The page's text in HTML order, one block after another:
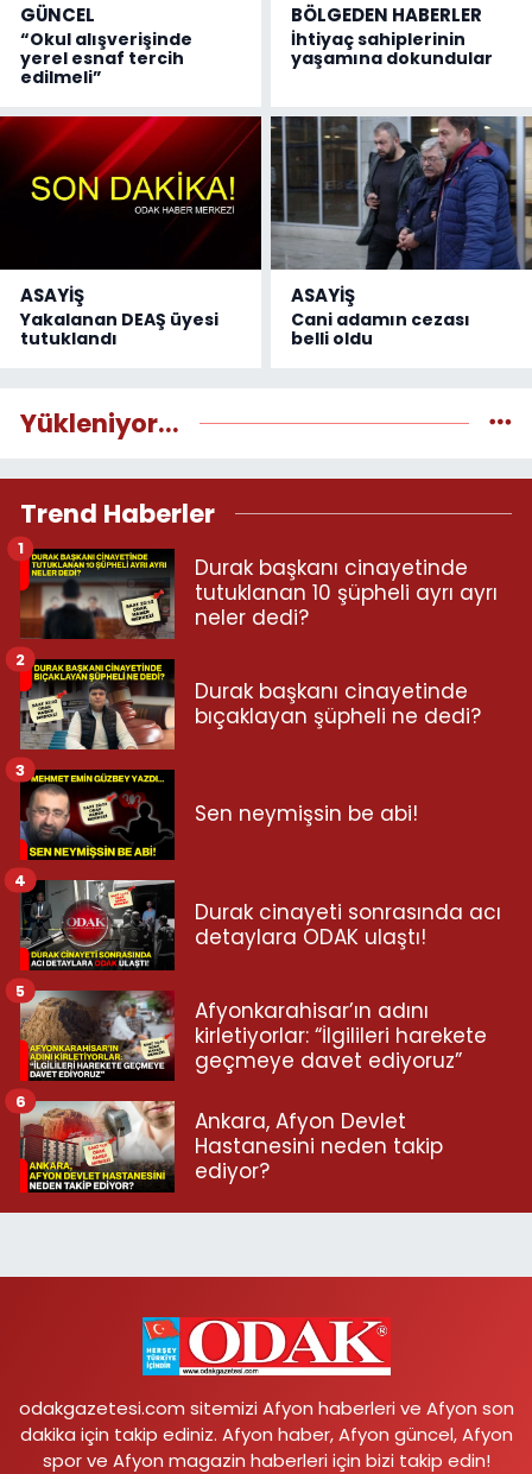
GÜNCEL
“Okul alışverişinde
yerel esnaf tercih
edilmeli”
BÖLGEDEN HABERLER
İhtiyaç sahiplerinin
yaşamına dokundular
ASAYİŞ
Yakalanan DEAŞ üyesi
tutuklandı
ASAYİŞ
Cani adamın cezası
belli oldu
Yükleniyor...
Trend Haberler
Durak başkanı cinayetinde
tutuklanan 10 şüpheli ayrı ayrı
neler dedi?
1
Durak başkanı cinayetinde
bıçaklayan şüpheli ne dedi?
2
Sen neymişsin be abi!
3
Durak cinayeti sonrasında acı
detaylara ODAK ulaştı!
4
Afyonkarahisar’ın adını
kirletiyorlar: “İlgilileri harekete
geçmeye davet ediyoruz”
5
Ankara, Afyon Devlet
Hastanesini neden takip
ediyor?
6
odakgazetesi.com sitemizi Afyon haberleri ve Afyon son
dakika için takip ediniz. Afyon haber, Afyon güncel, Afyon
spor ve Afyon magazin haberleri için bizi takip edin!